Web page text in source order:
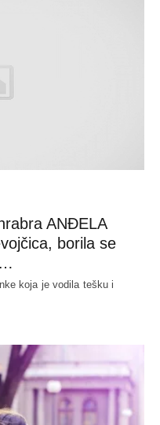
ANĐELA
borila se
koja je vodila tešku i